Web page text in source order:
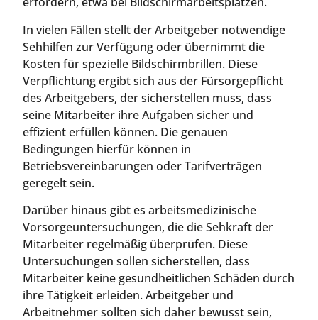
In vielen Fällen stellt der Arbeitgeber notwendige
Sehhilfen zur Verfügung oder übernimmt die
Kosten für spezielle Bildschirmbrillen. Diese
Verpflichtung ergibt sich aus der Fürsorgepflicht
des Arbeitgebers, der sicherstellen muss, dass
seine Mitarbeiter ihre Aufgaben sicher und
effizient erfüllen können. Die genauen
Bedingungen hierfür können in
Betriebsvereinbarungen oder Tarifverträgen
geregelt sein.
Darüber hinaus gibt es arbeitsmedizinische
Vorsorgeuntersuchungen, die die Sehkraft der
Mitarbeiter regelmäßig überprüfen. Diese
Untersuchungen sollen sicherstellen, dass
Mitarbeiter keine gesundheitlichen Schäden durch
ihre Tätigkeit erleiden. Arbeitgeber und
Arbeitnehmer sollten sich daher bewusst sein,